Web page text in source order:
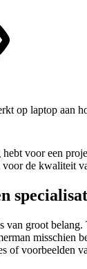
voor een
voor de kwaliteit
van groot
misschien
of voorbeelden